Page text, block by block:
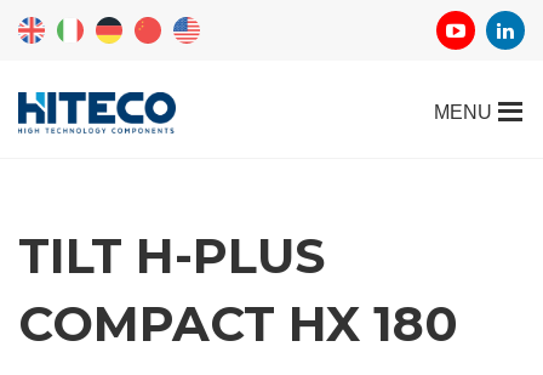
TILT H-PLUS
COMPACT HX 180